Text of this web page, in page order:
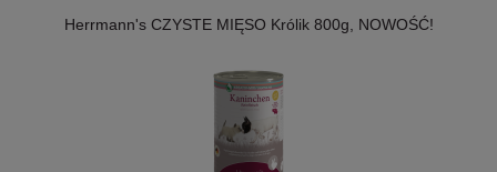
Herrmann's CZYSTE MIĘSO Królik 800g, NOWOŚĆ!